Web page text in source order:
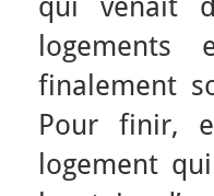
qui venait
logements
finalement
Pour finir,
logement